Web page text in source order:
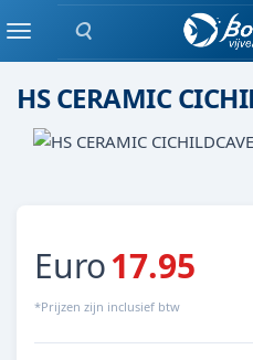
Zoeken
MenuKeramiek/ kunststof
HS CERAMIC
Euro17.95
*Prijzen zijn inclusief btw